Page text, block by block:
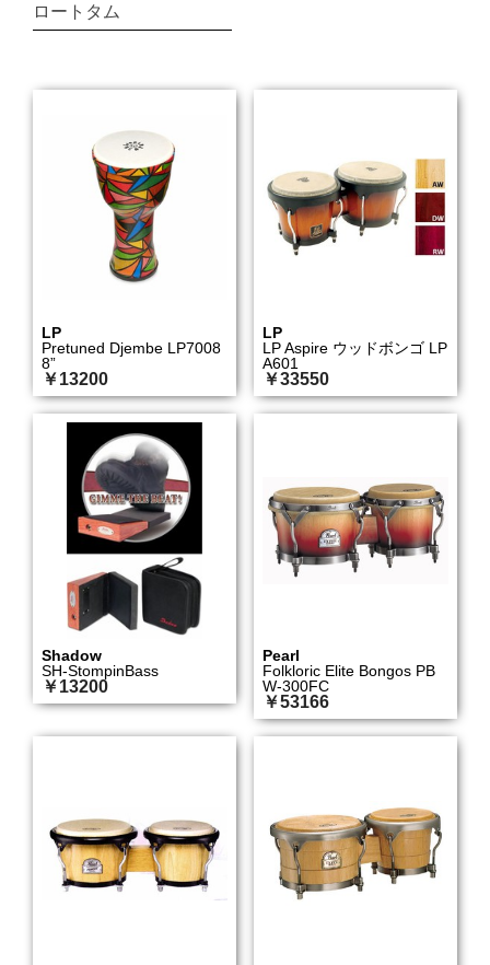
ロートタム
LP
Pretuned Djembe LP7008
8”
￥13200
LP
LP Aspire ウッドボンゴ LP
A601
￥33550
Shadow
SH-StompinBass
￥13200
Pearl
Folkloric Elite Bongos PB
W-300FC
￥53166